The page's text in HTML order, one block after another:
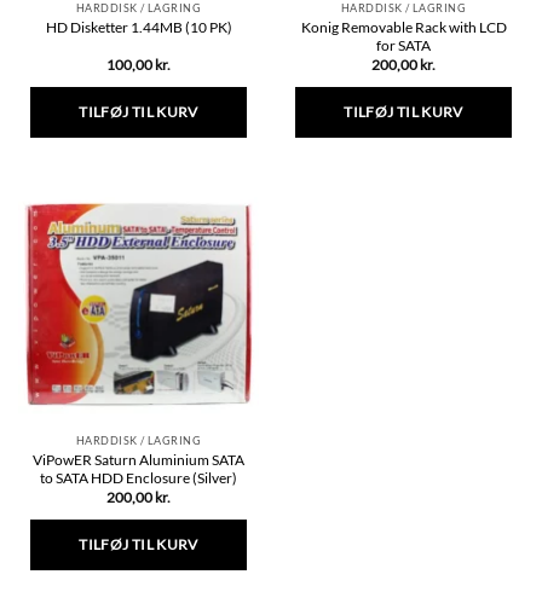
HARDDISK / LAGRING
HD Disketter 1.44MB (10 PK)
100,00 kr.
TILFØJ TIL KURV
HARDDISK / LAGRING
Konig Removable Rack with LCD
for SATA
200,00 kr.
TILFØJ TIL KURV
HARDDISK / LAGRING
ViPowER Saturn Aluminium SATA
to SATA HDD Enclosure (Silver)
200,00 kr.
TILFØJ TIL KURV